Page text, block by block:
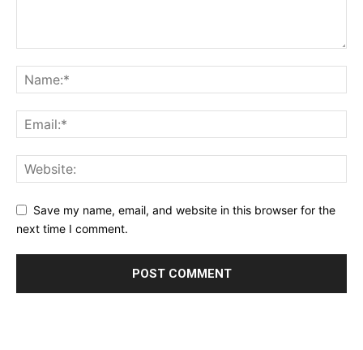
Save my name, email, and website in this browser for the
next time I comment.